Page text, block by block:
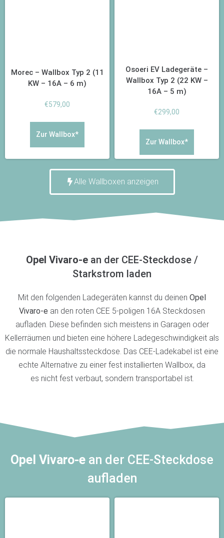
Morec – Wallbox Typ 2 (11
KW – 16A – 6 m)
€579,00
Zur Wallbox*
Osoeri EV Ladegeräte –
Wallbox Typ 2 (22 KW –
16A – 5 m)
€299,00
Zur Wallbox*
Alle Wallboxen anzeigen
Opel Vivaro-e an der CEE-Steckdose /
Starkstrom laden
Mit den folgenden Ladegeräten kannst du deinen Opel
Vivaro-e an den roten CEE 5-poligen 16A Steckdosen
aufladen. Diese befinden sich meistens in Garagen oder
Kellerräumen und bieten eine höhere Ladegeschwindigkeit als
die normale Haushaltssteckdose. Das CEE-Ladekabel ist eine
echte Alternative zu einer fest installierten Wallbox, da
es nicht fest verbaut, sondern transportabel ist.
Opel Vivaro-e an der CEE-Steckdose
aufladen